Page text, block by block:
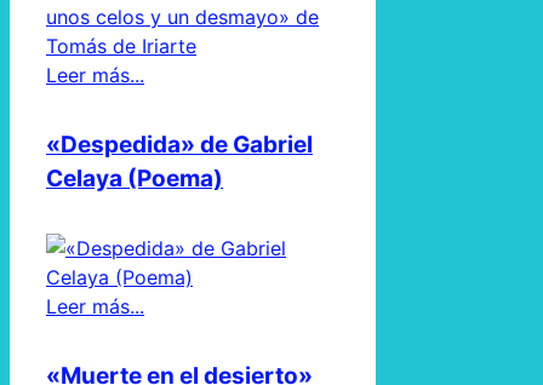
Leer más...
«Despedida» de Gabriel
Celaya (Poema)
Leer más...
«Muerte en el desierto»